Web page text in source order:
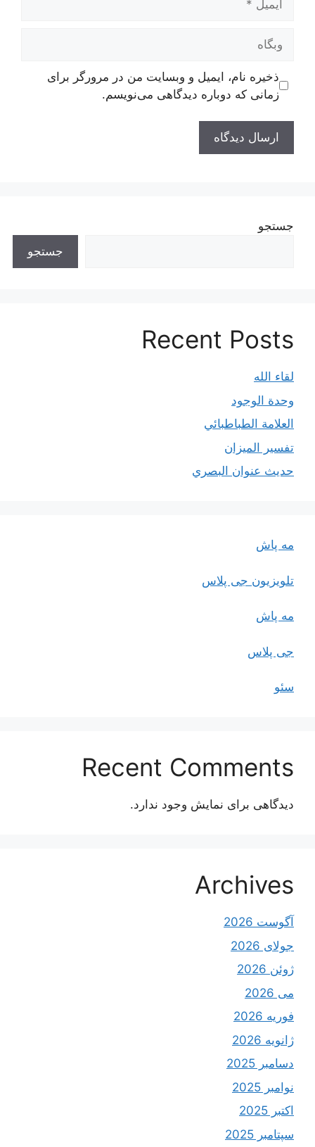
وبگاه
ذخیره نام، ایمیل و وبسایت من در مرورگر برای
زمانی که دوباره دیدگاهی می‌نویسم.
جستجو
جستجو
Recent Posts
لقاء الله
وحدة الوجود
العلامة الطباطبائي
تفسير الميزان
حديث عنوان البصري
مه پاش
تلویزیون جی پلاس
مه پاش
جی پلاس
سئو
Recent Comments
دیدگاهی برای نمایش وجود ندارد.
Archives
آگوست 2026
جولای 2026
ژوئن 2026
می 2026
فوریه 2026
ژانویه 2026
دسامبر 2025
نوامبر 2025
اکتبر 2025
سپتامبر 2025